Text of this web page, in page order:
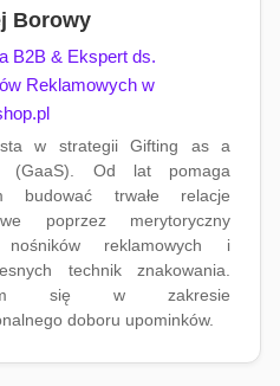
Borowy
B2B & Ekspert ds.
Reklamowych w
w strategii Gifting as a
(GaaS). Od lat pomaga
budować trwałe relacje
poprzez merytoryczny
reklamowych i
technik znakowania.
się w zakresie
doboru upominków.